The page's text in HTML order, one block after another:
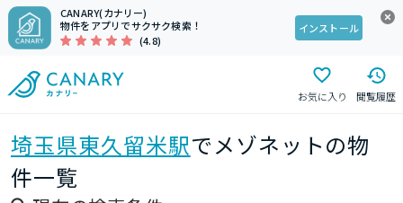
CANARY(カナリー)
物件をアプリでサクサク検索！
(4.8)
インストール
お気に入り 閲覧履歴
埼玉県東久留米駅でメゾネットの物
件一覧